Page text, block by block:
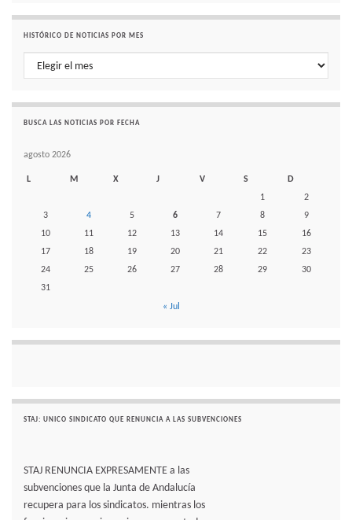
HISTÓRICO DE NOTICIAS POR MES
Histórico de noticias por mes
BUSCA LAS NOTICIAS POR FECHA
agosto 2026
L M X J V S
D
1
2
3
4 5 6 7 8
9
10
11 12 13 14 15
16
17
18 19 20 21 22
23
24
25 26 27 28 29
30
31
« Jul
STAJ: UNICO SINDICATO QUE RENUNCIA A LAS SUBVENCIONES
STAJ RENUNCIA EXPRESAMENTE a las
subvenciones que la Junta de Andalucía
recupera para los sindicatos. mientras los